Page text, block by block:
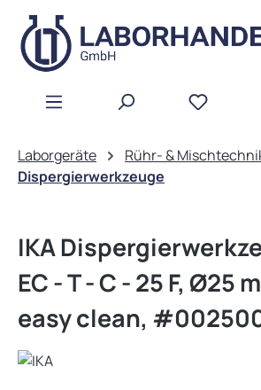
Zum Hauptinhalt springen
Laborgeräte
Rühr- &
Dispergierwerkzeuge
IKA
EC - T - C - 25 F, Ø25
easy clean,